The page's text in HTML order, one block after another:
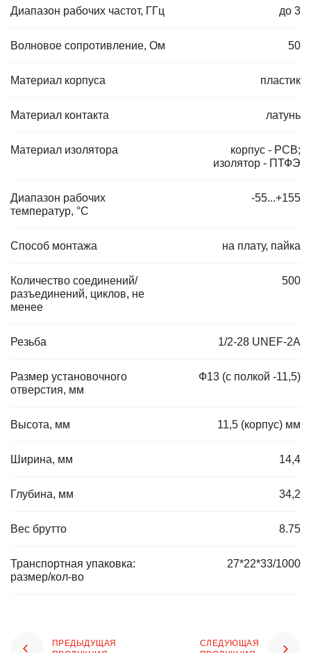
Диапазон рабочих частот, ГГц до 3
Волновое сопротивление, Ом 50
Материал корпуса пластик
Материал контакта латунь
Материал изолятора
корпус - PCB;
изолятор - ПТФЭ
Диапазон рабочих
температур, °C
-55...+155
Способ монтажа на плату, пайка
Количество соединений/
разъединений, циклов, не
менее
500
Резьба 1/2-28 UNEF-2A
Размер установочного
отверстия, мм
Ф13 (с полкой -11,5)
Высота, мм 11,5 (корпус) мм
Ширина, мм 14,4
Глубина, мм 34,2
Вес брутто 8.75
Транспортная упаковка:
размер/кол-во
27*22*33/1000
ПРЕДЫДУЩАЯ
СЛЕДУЮЩАЯ